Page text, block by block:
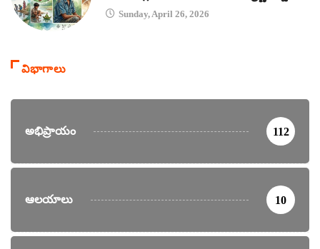
Sunday, April 26, 2026
విభాగాలు
అభిప్రాయం 112
ఆలయాలు 10